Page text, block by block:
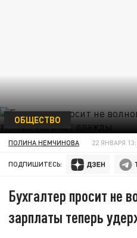
ОБЩЕСТВО
ПОЛИНА НЕМЧИНОВА 22 ЯНВАРЯ
ПОДПИШИТЕСЬ:
Бухгалтер просит не
зарплаты теперь